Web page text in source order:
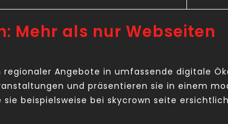
Mehr als nur Webseiten
Angebote in umfassende digitale
und präsentieren sie in einem
beispielsweise bei skycrown seite